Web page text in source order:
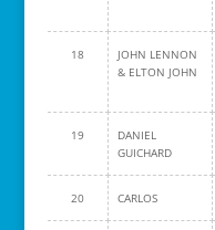
18
JOHN LENNON
& ELTON JOHN
19
DANIEL
GUICHARD
20 CARLOS